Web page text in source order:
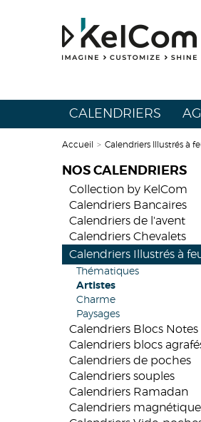
CALENDRIERS
Accueil > Calendriers Illustrés à
NOS CALENDRIERS
Collection by KelCom
Calendriers Bancaires
Calendriers de l'avent
Calendriers Chevalets
Calendriers Illustrés à
Thématiques
Artistes
Charme
Paysages
Calendriers Blocs Notes
Calendriers blocs
Calendriers de poches
Calendriers souples
Calendriers Ramadan
Calendriers